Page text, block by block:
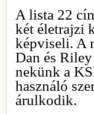
A lista 22
két életrajzi
képviseli. A
Dan és
nekünk a
használó
árulkodik.